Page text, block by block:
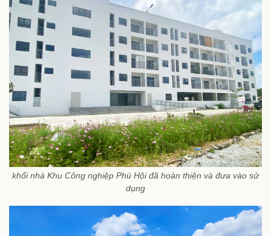
khối nhà Khu Công nghiệp Phú Hội đã hoàn thiện và đưa vào sử
dụng